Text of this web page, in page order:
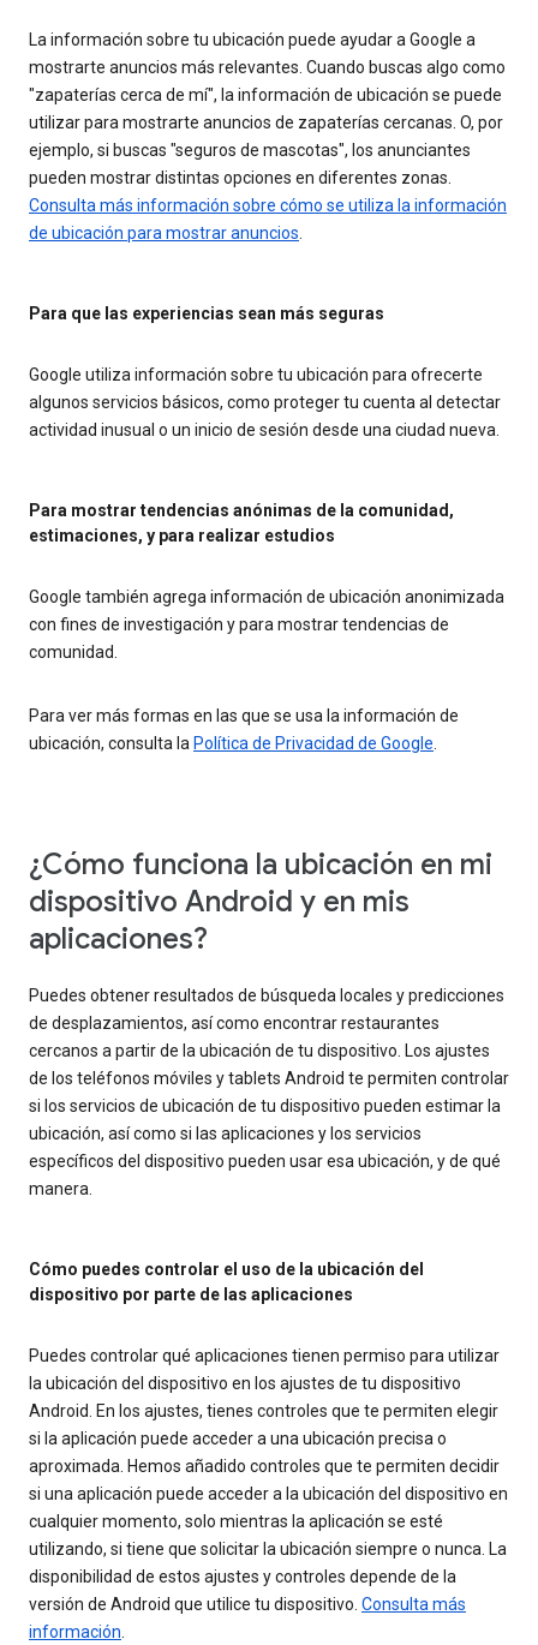
La información sobre tu ubicación puede ayudar a Google a
mostrarte anuncios más relevantes. Cuando buscas algo como
"zapaterías cerca de mí", la información de ubicación se puede
utilizar para mostrarte anuncios de zapaterías cercanas. O, por
ejemplo, si buscas "seguros de mascotas", los anunciantes
pueden mostrar distintas opciones en diferentes zonas.
Consulta más información sobre cómo se utiliza la información
de ubicación para mostrar anuncios
Para que las experiencias sean más seguras
Google utiliza información sobre tu ubicación para ofrecerte
algunos servicios básicos, como proteger tu cuenta al detectar
actividad inusual o un inicio de sesión desde una ciudad nueva.
Para mostrar tendencias anónimas de la comunidad,
estimaciones, y para realizar estudios
Google también agrega información de ubicación anonimizada
con fines de investigación y para mostrar tendencias de
comunidad.
Para ver más formas en las que se usa la información de
ubicación, consulta la Política de Privacidad de Google
¿Cómo funciona la ubicación en mi
dispositivo Android y en mis
aplicaciones?
Puedes obtener resultados de búsqueda locales y predicciones
de desplazamientos, así como encontrar restaurantes
cercanos a partir de la ubicación de tu dispositivo. Los ajustes
de los teléfonos móviles y tablets Android te permiten controlar
si los servicios de ubicación de tu dispositivo pueden estimar la
ubicación, así como si las aplicaciones y los servicios
específicos del dispositivo pueden usar esa ubicación, y de qué
manera.
Cómo puedes controlar el uso de la ubicación del
dispositivo por parte de las aplicaciones
Puedes controlar qué aplicaciones tienen permiso para utilizar
la ubicación del dispositivo en los ajustes de tu dispositivo
Android. En los ajustes, tienes controles que te permiten elegir
si la aplicación puede acceder a una ubicación precisa o
aproximada. Hemos añadido controles que te permiten decidir
si una aplicación puede acceder a la ubicación del dispositivo en
cualquier momento, solo mientras la aplicación se esté
utilizando, si tiene que solicitar la ubicación siempre o nunca. La
disponibilidad de estos ajustes y controles depende de la
versión de Android que utilice tu dispositivo. Consulta más
información